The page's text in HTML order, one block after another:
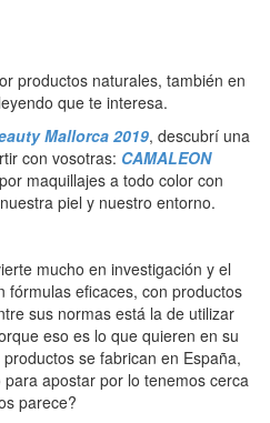
productos naturales, también en
que te interesa.
Mallorca 2019, descubrí una
con vosotras: CAMALEON
maquillajes a todo color con
piel y nuestro entorno.
mucho en investigación y el
fórmulas eficaces, con productos
sus normas está la de utilizar
eso es lo que quieren en su
se fabrican en España,
apostar por lo tenemos cerca
parece?